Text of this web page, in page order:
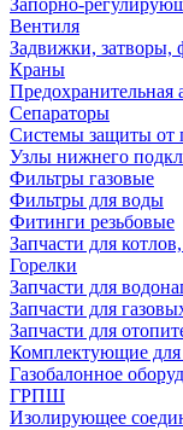
Запорно-
Вентиля
Задвижки, затворы,
Краны
Предохранительная
Сепараторы
Системы защиты от
Узлы нижнего
Фильтры газовые
Фильтры для воды
Фитинги резьбовые
Запчасти для
Горелки
Запчасти для
Запчасти для
Запчасти для
Комплектующие для
Газобалонное
ГРПШ
Изолирующее